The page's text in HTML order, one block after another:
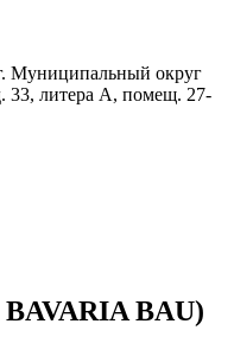
Муниципальный округ
33, литера А, помещ. 27-
BAU)